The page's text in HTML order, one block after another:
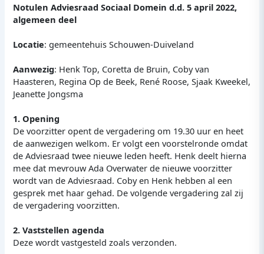
Notulen Adviesraad Sociaal Domein d.d. 5 april 2022,
algemeen deel
Locatie: gemeentehuis Schouwen-Duiveland
Aanwezig: Henk Top, Coretta de Bruin, Coby van
Haasteren, Regina Op de Beek, René Roose, Sjaak Kweekel,
Jeanette Jongsma
1. Opening
De voorzitter opent de vergadering om 19.30 uur en heet
de aanwezigen welkom. Er volgt een voorstelronde omdat
de Adviesraad twee nieuwe leden heeft. Henk deelt hierna
mee dat mevrouw Ada Overwater de nieuwe voorzitter
wordt van de Adviesraad. Coby en Henk hebben al een
gesprek met haar gehad. De volgende vergadering zal zij
de vergadering voorzitten.
2. Vaststellen agenda
Deze wordt vastgesteld zoals verzonden.